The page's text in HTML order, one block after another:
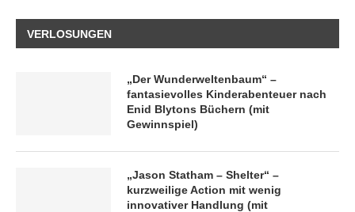
VERLOSUNGEN
„Der Wunderweltenbaum“ –
fantasievolles Kinderabenteuer nach
Enid Blytons Büchern (mit
Gewinnspiel)
„Jason Statham – Shelter“ –
kurzweilige Action mit wenig
innovativer Handlung (mit